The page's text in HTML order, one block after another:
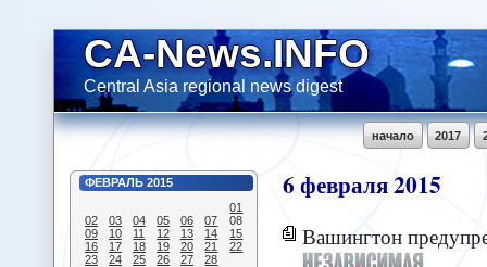
CA-News.INFO
Central Asia regional news digest
2017
начало
ФЕВРАЛЬ 2015
01
02
03 04 05 06 07
08
09
10 11 12 13 14
15
16
17 18 19 20 21
22
23
24 25 26 27 28
6февраля2015
Вашингтон